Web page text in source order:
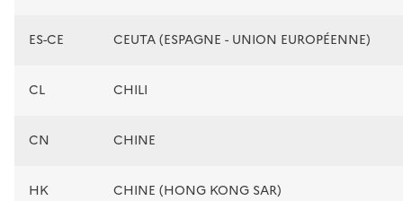
ES-CE CEUTA (ESPAGNE - UNION EUROPÉENNE)
CL CHILI
CN CHINE
HK CHINE (HONG KONG SAR)